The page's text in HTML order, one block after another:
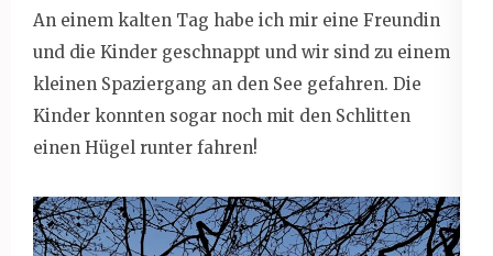
An einem kalten Tag habe ich mir eine Freundin
und die Kinder geschnappt und wir sind zu einem
kleinen Spaziergang an den See gefahren. Die
Kinder konnten sogar noch mit den Schlitten
einen Hügel runter fahren!